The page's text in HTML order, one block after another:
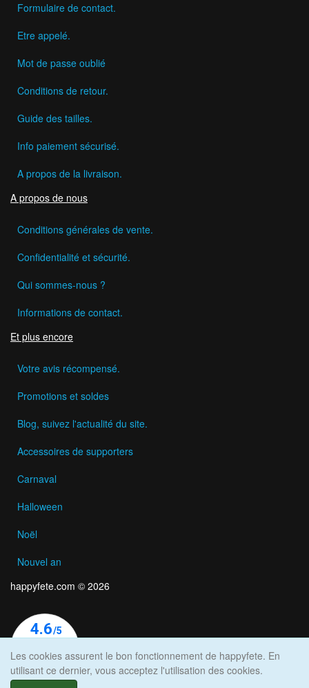
Formulaire de contact.
Etre appelé.
Mot de passe oublié
Conditions de retour.
Guide des tailles.
Info paiement sécurisé.
A propos de la livraison.
A propos de nous
Conditions générales de vente.
Confidentialité et sécurité.
Qui sommes-nous ?
Informations de contact.
Et plus encore
Votre avis récompensé.
Promotions et soldes
Blog, suivez l'actualité du site.
Accessoires de supporters
Carnaval
Halloween
Noël
Nouvel an
happyfete.com © 2026
Les cookies assurent le bon fonctionnement de happyfete. En
utilisant ce dernier, vous acceptez l'utilisation des cookies.